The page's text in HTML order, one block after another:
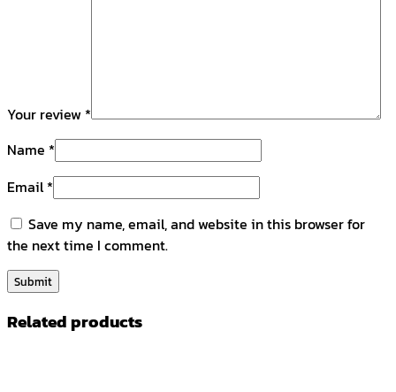
Your review *
Name *
Email*
Save my name, email, and website in this browser for
the next time I comment.
Related products